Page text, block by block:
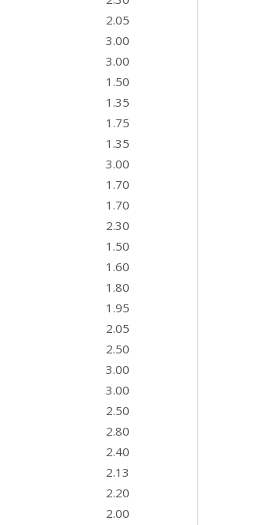
2.05
3.00
3.00
1.50
1.35
1.75
1.35
3.00
1.70
1.70
2.30
1.50
1.60
1.80
1.95
2.05
2.50
3.00
3.00
2.50
2.80
2.40
2.13
2.20
2.00